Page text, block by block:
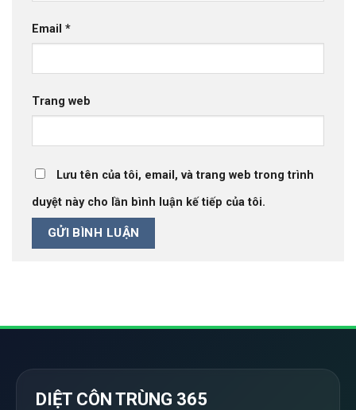
Email *
Trang web
Lưu tên của tôi, email, và trang web trong trình
duyệt này cho lần bình luận kế tiếp của tôi.
DIỆT CÔN TRÙNG 365